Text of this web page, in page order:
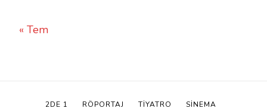
« Tem
2DE 1 RÖPORTAJ TIYATRO SINEMA